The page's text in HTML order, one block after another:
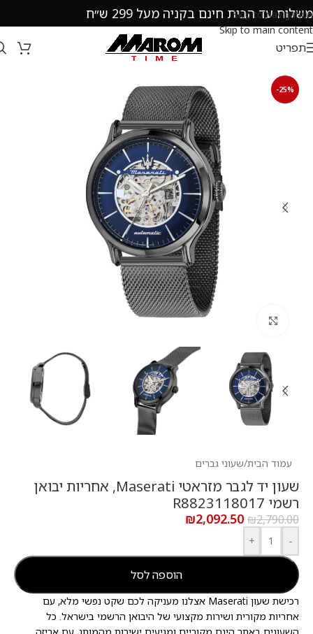
Skip to navigation
Skip to main content
משלוח עד הבית חינם בקניה מעל 299 ש״ח
תפריט
עמוד הבית/שעוני גברים
שעון יד לגבר מזראטי Maserati, אחריות יבואן
רשמי R8823118017
₪2,790.00
₪2,092.50
-
+
הוספה לסל
רכישת שעון Maserati אצלנו מעניקה לכם שקט נפשי מלא, עם
אחריות מקורית ושירות מקצועי של היבואן הרשמי בישראל. כל
-25%